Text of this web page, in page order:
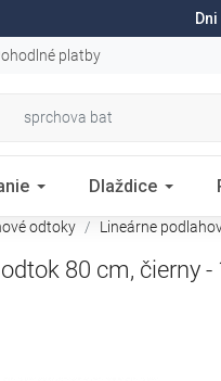
platby
Dlaždice
odtoky Lineárne
80 cm, čierny -